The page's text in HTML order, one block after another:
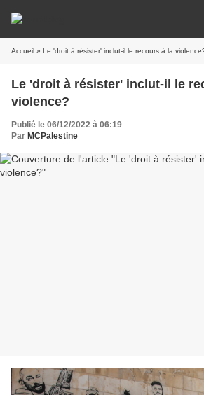
Accueil » Le 'droit à résister' inclut-il le recours à la
Le 'droit à résister' inclut-il le
violence?
Publié le 06/12/2022 à 06:19
Par MCPalestine